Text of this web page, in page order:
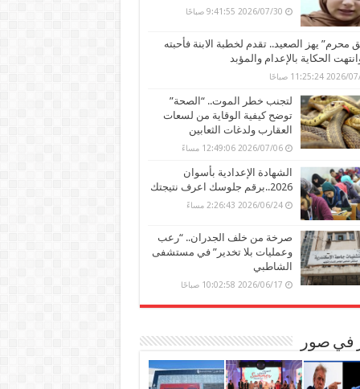
2026/07/30 9:41:55 صباحًا
يهز الصعيد.. تقدم لخطبة الابنة فأحبته
الحكاية بالإعدام والمؤبد
20 11:25:24 صباحًا
لتجنب خطر الموت.. “الصحة”
توضح كيفية الوقاية من لسعات
العقارب ولدغات الثعابين
2026/07/06 12:49:06 مساءً
الشهادة الإعدادية بأسوان
2026..برقم جلوسك اعرف نتيجتك
2026/06/24 2:26:43 مساءً
صرخة من خلف الجدران.. “رعب
وعمليات بلا تخدير” في مستشفى
الشاطبي
2026/06/17 10:02:58 صباحًا
في صور